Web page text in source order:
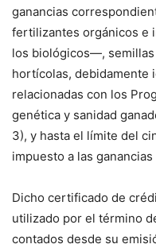
ganancias
fertilizantes orgánicos e
los biológicos—,
hortícolas, debidamente
relacionadas con los
genética y sanidad
3), y hasta el límite del
impuesto a las ganancias
Dicho certificado de
utilizado por el término
contados desde su